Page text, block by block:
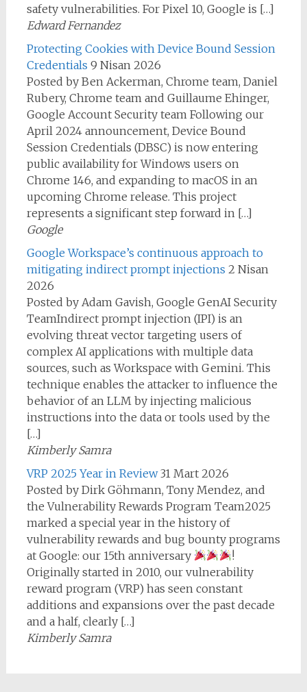
safety vulnerabilities. For Pixel 10, Google is […]
Edward Fernandez
Protecting Cookies with Device Bound Session
Credentials 9 Nisan 2026
Posted by Ben Ackerman, Chrome team, Daniel
Rubery, Chrome team and Guillaume Ehinger,
Google Account Security team Following our
April 2024 announcement, Device Bound
Session Credentials (DBSC) is now entering
public availability for Windows users on
Chrome 146, and expanding to macOS in an
upcoming Chrome release. This project
represents a significant step forward in […]
Google
Google Workspace’s continuous approach to
mitigating indirect prompt injections 2 Nisan
2026
Posted by Adam Gavish, Google GenAI Security
TeamIndirect prompt injection (IPI) is an
evolving threat vector targeting users of
complex AI applications with multiple data
sources, such as Workspace with Gemini. This
technique enables the attacker to influence the
behavior of an LLM by injecting malicious
instructions into the data or tools used by the
[…]
Kimberly Samra
VRP 2025 Year in Review 31 Mart 2026
Posted by Dirk Göhmann, Tony Mendez, and
the Vulnerability Rewards Program Team2025
marked a special year in the history of
vulnerability rewards and bug bounty programs
at Google: our 15th anniversary
!
Originally started in 2010, our vulnerability
reward program (VRP) has seen constant
additions and expansions over the past decade
and a half, clearly […]
Kimberly Samra